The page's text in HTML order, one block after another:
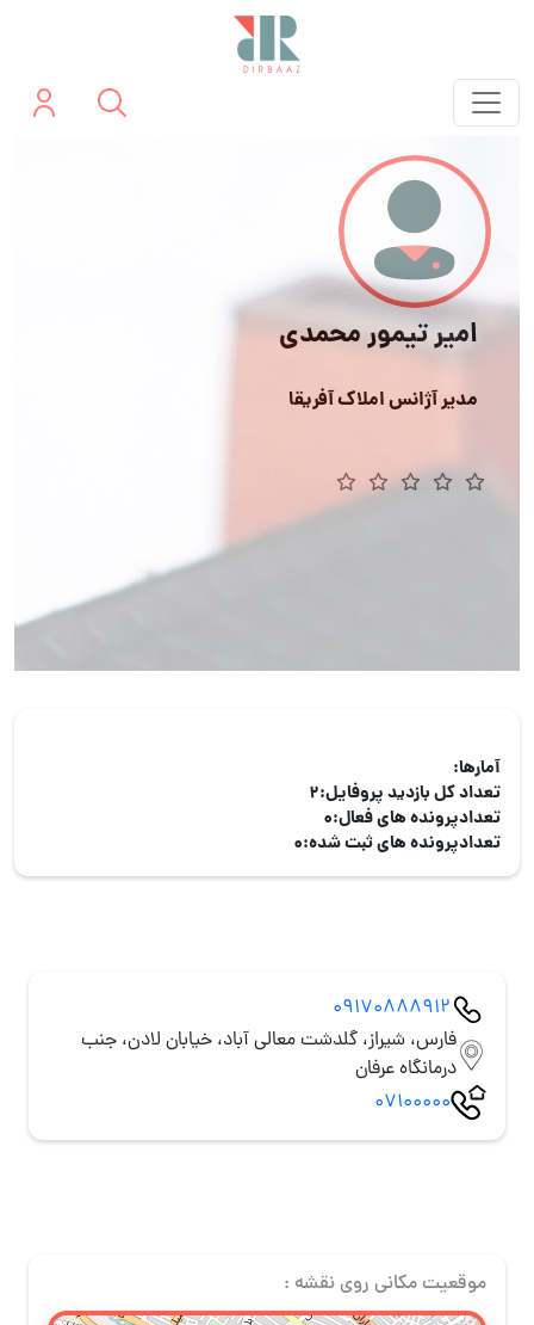
امیر تیمور محمدی
مدیر آژانس املاک آفریقا
آمارها:
تعداد کل بازدید پروفایل:2
تعدادپرونده های فعال:0
تعدادپرونده های ثبت شده:0
09170888912
فارس، شیراز، گلدشت معالی آباد، خیابان لادن، جنب
درمانگاه عرفان
07100000
موقعیت مکانی روی نقشه :